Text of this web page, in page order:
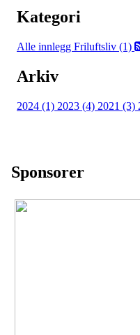
Kategori
Alle innlegg Friluftsliv (1)
Arkiv
2024 (1) 2023 (4) 2021 (3)
Sponsorer